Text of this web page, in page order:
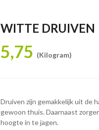
WITTE DRUIVEN
5,75 (Kilogram)
Druiven zijn gemakkelijk uit de
gewoon thuis. Daarnaast
hoogte in te jagen.